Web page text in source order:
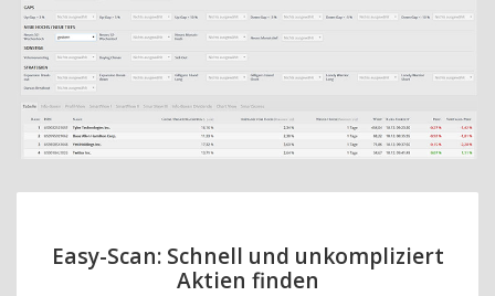
Easy-Scan: Schnell und unkompliziert
Aktien finden